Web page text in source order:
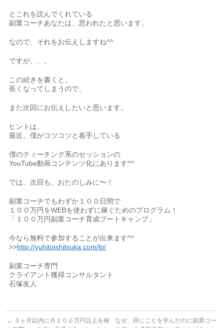
とこれを読んでくれている
副業コーチあなたは、思われたと思います。
なので、それをお伝えしますね^^
ですが、、、
この続きを書くと、
長くなってしまうので、
また次回にお伝えしたいと思います。
ヒントは、
最近、僕がコツコツと着手している
僕のティーチング系のセッションの
YouTube動画コンテンツ化にあります^^
では、次回も、おたのしみに〜！
副業コーチでもわずか１００日間で
１００万円をWEBを使わずに稼ぐためのプログラム！
「１００万円副業コーチ育成ブートキャンプ」
今なら無料で参加することが出来ます^^
>>http://yuhitoishitsuka.com/lp/
副業コーチ専門
クライアント獲得コンサルタント
石塚友人
← ３ヶ月以内に月２００万円以上を稼
なぜ、同じことを学んだのに副業コー